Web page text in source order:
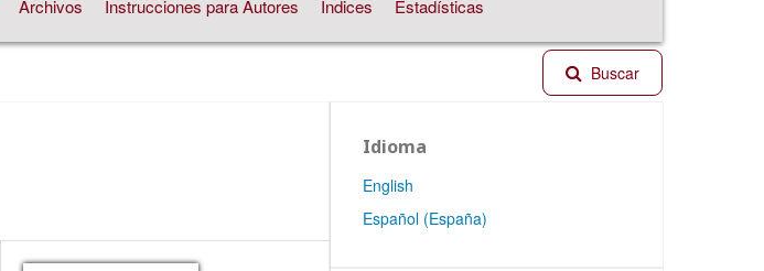
Archivos Instrucciones para Autores Índices Estadísticas
Buscar
Idioma
English
Español (España)